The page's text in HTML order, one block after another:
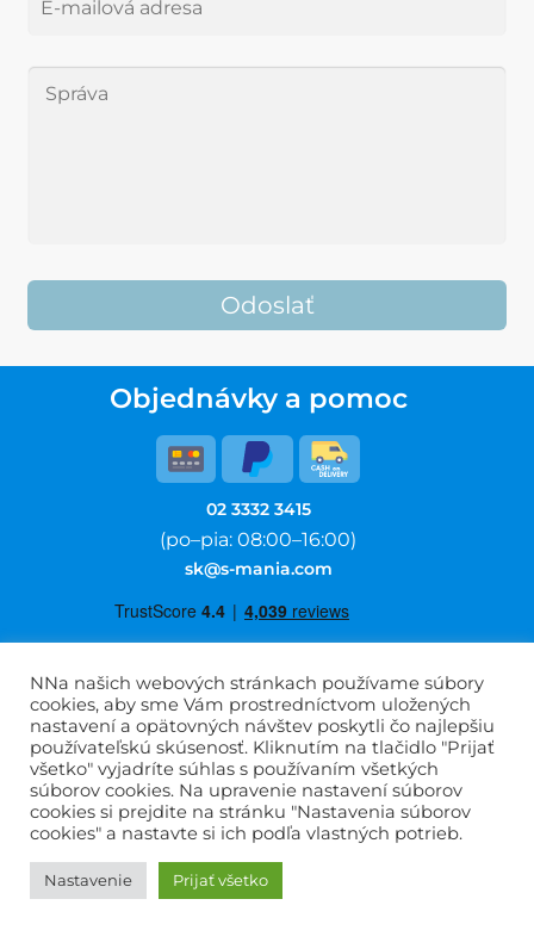
Odoslať
Objednávky a pomoc
02 3332 3415
(po–pia: 08:00–16:00)
sk@s-mania.com
Obchodné podmienky
Informácie o spracovaní osobných údajov
Časté otázky
O nás
Kontaktujte nás
Wholesale
DFVU d.o.o.
NNa našich webových stránkach používame súbory
cookies, aby sme Vám prostredníctvom uložených
nastavení a opätovných návštev poskytli čo najlepšiu
používateľskú skúsenosť. Kliknutím na tlačidlo "Prijať
všetko" vyjadríte súhlas s používaním všetkých
súborov cookies. Na upravenie nastavení súborov
cookies si prejdite na stránku "Nastavenia súborov
cookies" a nastavte si ich podľa vlastných potrieb.
Nastavenie Prijať všetko